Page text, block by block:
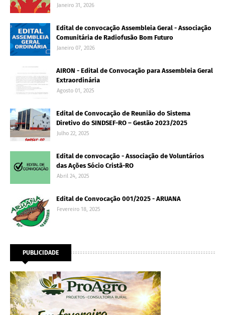
Janeiro 31, 2026
Edital de convocação Assembleia Geral - Associação
Comunitária de Radiofusão Bom Futuro
Janeiro 07, 2026
AIRON - Edital de Convocação para Assembleia Geral
Extraordinária
Agosto 01, 2025
Edital de Convocação de Reunião do Sistema
Diretivo do SINDSEF-RO – Gestão 2023/2025
Julho 22, 2025
Edital de convocação - Associação de Voluntários
das Ações Sócio Cristã-RO
Abril 24, 2025
Edital de Convocação 001/2025 - ARUANA
Fevereiro 18, 2025
PUBLICIDADE